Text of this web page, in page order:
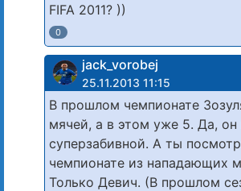
FIFA 2011? ))
0
jack_vorobej
25.11.2013 11:15
В прошлом чемпионате
мячей, а в этом уже 5. Да, он
суперзабивной. А ты
чемпионате из нападающих
Только Девич. (В прошлом